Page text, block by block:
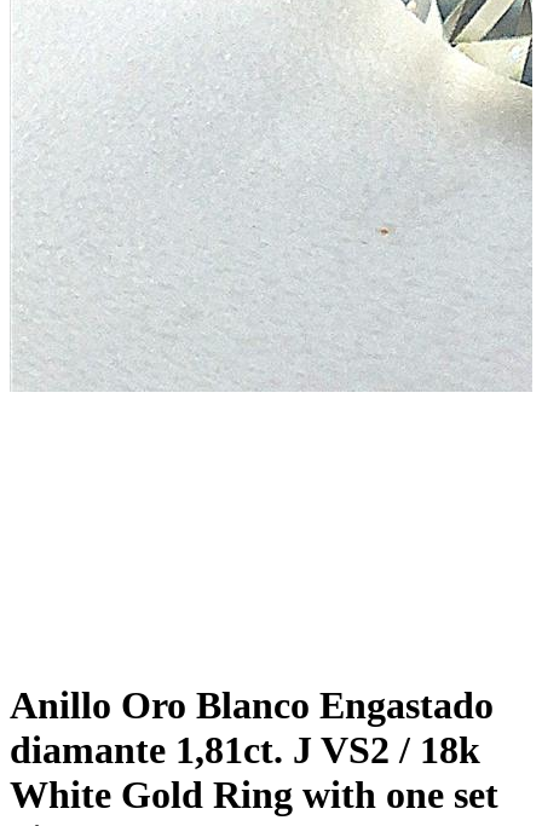
Anillo Oro Blanco Engastado
diamante 1,81ct. J VS2 / 18k
White Gold Ring with one set